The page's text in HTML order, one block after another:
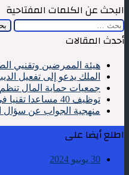
البحث عن الكلمات المفتاحية
البحث
عن:
أحدث المقالات
هيئة الممرضين وتقنيي
الملك يدعو إلى تفعيل
جمعيات حماية المال
توظيف 40 مساعدا تقنيا في وزارة الصحة
منهجية الجواب عن سؤال
اطلع أيضا على
30 يونيو 2024